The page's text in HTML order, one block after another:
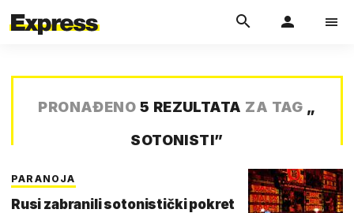
PRONAĐENO 5 REZULTATA ZA TAG „
SOTONISTI”
PARANOJA
Rusi zabranili sotonistički pokret